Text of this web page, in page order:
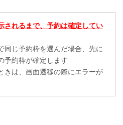
されるまで、予約は確定してい
同じ予約枠を選んだ場合、先に
予約枠が確定します
きは、画面遷移の際にエラーが